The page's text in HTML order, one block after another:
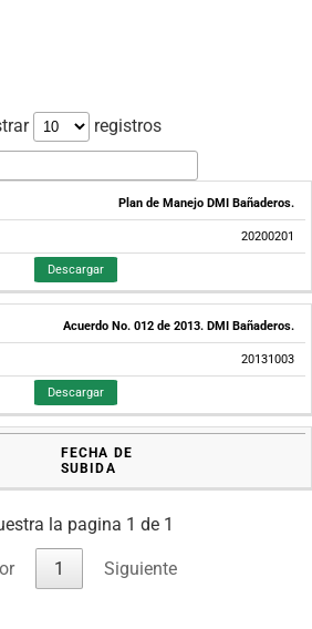
registros
Plan de Manejo DMI Bañaderos.
20200201
Descargar
Acuerdo No. 012 de 2013. DMI Bañaderos.
20131003
Descargar
FECHA DE
SUBIDA
la pagina 1 de 1
1 Siguiente